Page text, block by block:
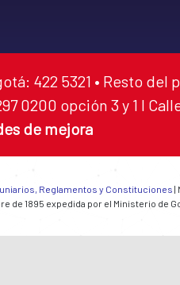
422 5321 • Resto del
0200 opción 3 y 1 I
de mejora
Reglamentos y Constituciones |
de 1895 expedida por el Ministerio de